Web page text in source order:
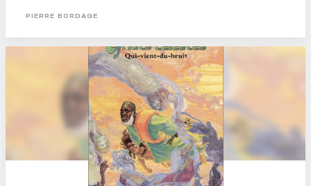
galaxie tout entière par les grandes guerres de la Dispersion et vivant isolées,
PIERRE BORDAGE